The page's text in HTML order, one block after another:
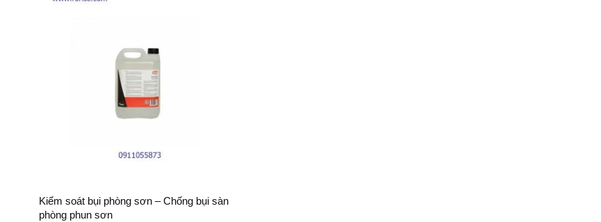
Kiểm soát bụi phòng sơn – Chống bụi sàn
phòng phun sơn